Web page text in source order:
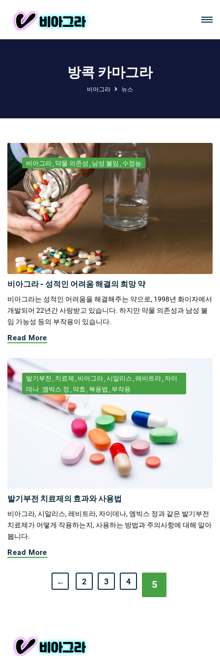
방콕 카마그라
비아그라 뉴스
비아그라 약물 의존성 남성 불임 수정능
비아그라 - 성적인 어려움 해결의 희망 약
비아그라는 성적인 어려움을 해결해주는 약으로, 1998년 화이자에서
개발되어 22년간 사랑받고 있습니다. 하지만 약물 의존성과 남성 불
임 가능성 등의 부작용이 있습니다.
Read More
발기부전 치료제 비아그라 시알리스 레비트라 자이
데나 엠빅스 정 약효 복용법 부작용
발기부전 치료제의 효과와 사용법
비아그라, 시알리스, 레비트라, 자이데나, 엠빅스 정과 같은 발기부전
치료제가 어떻게 작용하는지, 사용하는 방법과 주의사항에 대해 알아
봅니다.
Read More
← 2 3 4 5